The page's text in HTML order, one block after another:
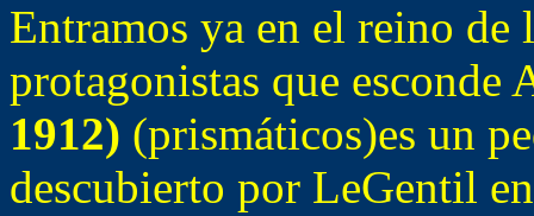
Entramos ya en el reino de
protagonistas que
1912) (prismáticos)es un
descubierto por LeGentil